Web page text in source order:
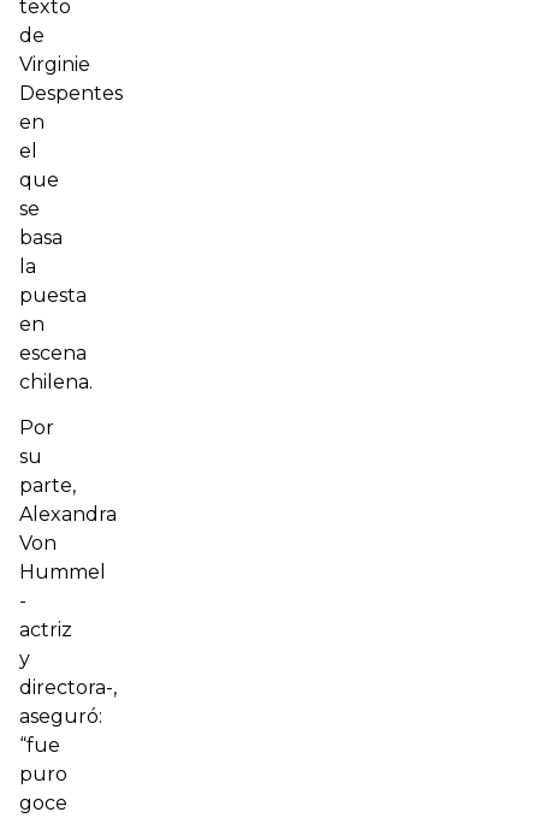
texto
de
Virginie
Despentes
en
el
que
se
basa
la
puesta
en
escena
chilena.
Por
su
parte,
Alexandra
Von
Hummel
-
actriz
y
directora-,
aseguró:
“fue
puro
goce